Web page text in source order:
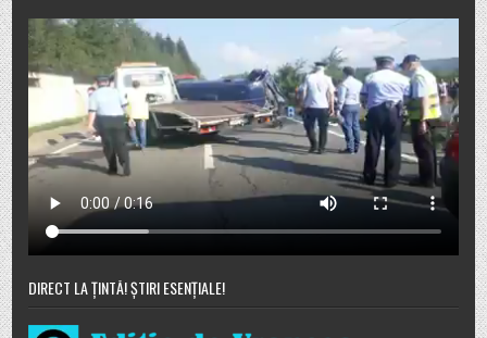
DIRECT LA ȚINTĂ! ȘTIRI ESENȚIALE!